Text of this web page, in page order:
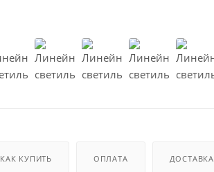
КАК КУПИТЬ ОПЛАТА ДОСТАВКА